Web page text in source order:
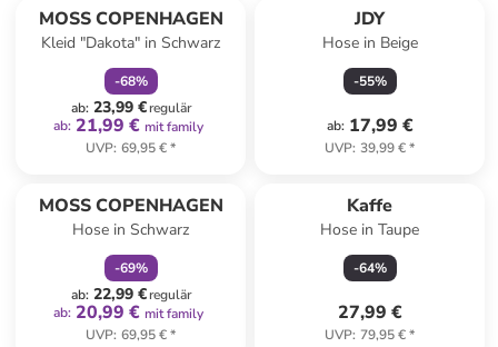
MOSS COPENHAGEN
Kleid "Dakota" in Schwarz
-68%
ab: 23,99 €regulär
ab: 21,99 € mit family
UVP: 69,95 €*
JDY
Hose in Beige
-55%
ab: 17,99 €
UVP: 39,99 €*
MOSS COPENHAGEN
Hose in Schwarz
-69%
ab: 22,99 €regulär
ab: 20,99 € mit family
UVP: 69,95 €*
Kaffe
Hose in Taupe
-64%
27,99 €
UVP: 79,95 €*